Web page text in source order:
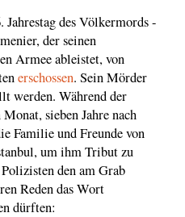
des Völkermords -
der seinen
Armee ableistet, von
erschossen. Sein Mörder
werden. Während der
sieben Jahre nach
Familie und Freunde von
um ihm Tribut zu
den am Grab
Reden das Wort
dürften: